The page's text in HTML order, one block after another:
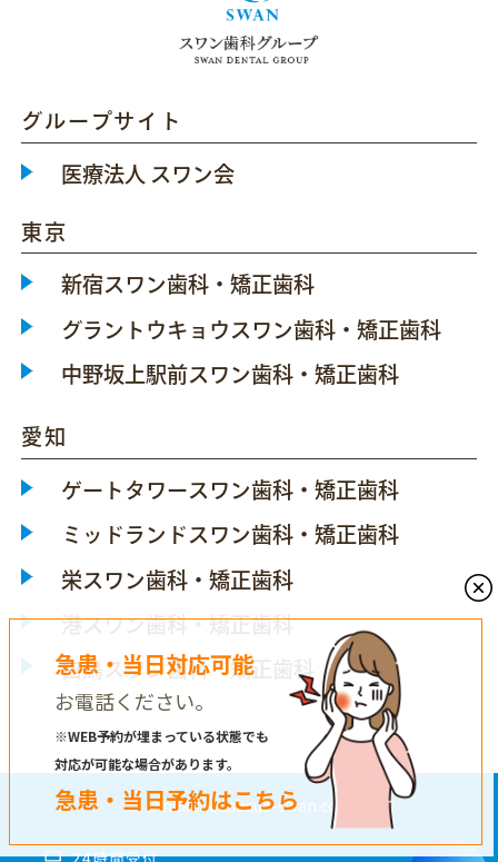
グループサイト
医療法人 スワン会
東京
新宿スワン歯科・矯正歯科
グラントウキョウスワン歯科・矯正歯科
中野坂上駅前スワン歯科・矯正歯科
愛知
ゲートタワースワン歯科・矯正歯科
ミッドランドスワン歯科・矯正歯科
栄スワン歯科・矯正歯科
港スワン歯科・矯正歯科
白鳥スワン歯科・矯正歯科
© nakanosakaue-swan.com
急患・当日対応可能
お電話ください。
※WEB予約が埋まっている状態でも
対応が可能な場合があります。
急患・当日予約はこちら